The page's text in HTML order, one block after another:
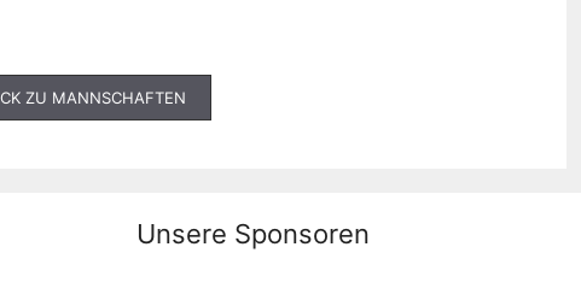
ZU MANNSCHAFTEN
Unsere Sponsoren